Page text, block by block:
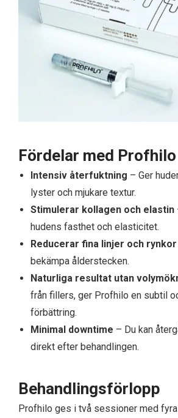
Fördelar med Profhilo
Intensiv återfuktning – Ger
lyster och mjukare textur.
Stimulerar kollagen och elastin
hudens fasthet och elasticitet.
Reducerar fina linjer och rynkor
bekämpa ålderstecken.
Naturliga resultat utan
från fillers, ger Profhilo en subtil
förbättring.
Minimal downtime – Du kan
direkt efter behandlingen.
Behandlingsförlopp
Profhilo ges i två sessioner med